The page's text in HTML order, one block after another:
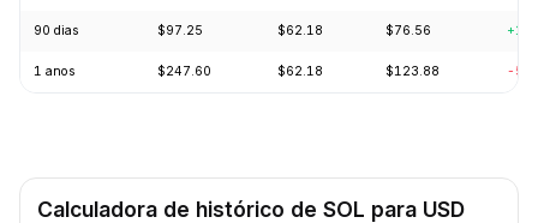
90 dias $97.25 $62.18 $76.56
1 anos $247.60 $62.18 $123.88 -
Calculadora de histórico de SOL para USD